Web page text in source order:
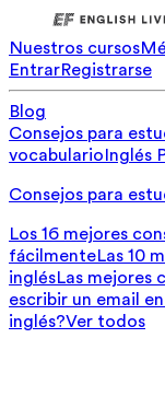
Nuestros cursos
EntrarRegistrarse
Blog
Consejos para
vocabularioInglés
Consejos para
Los 16 mejores
fácilmenteLas 10
inglésLas mejores
escribir un email
inglés?Ver todos